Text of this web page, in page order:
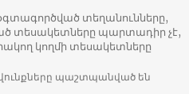
տեղանունները,
տեսակետները պարտադիր չէ,
կողմի տեսակետները
պաշտպանված են